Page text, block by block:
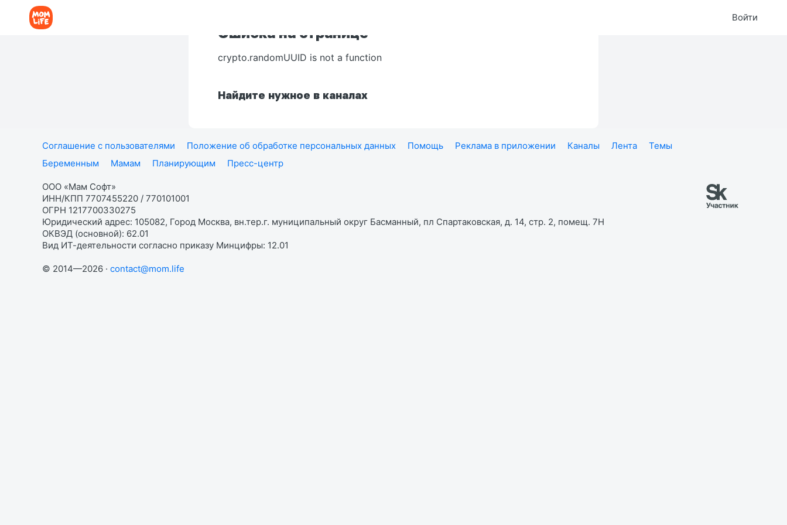
Войти
Ошибка на странице
crypto.randomUUID is not a function
Найдите нужное в каналах
Соглашение с пользователями Положение об обработке персональных данных Помощь Реклама в приложении Каналы Лента
Темы
Беременным
Мамам Планирующим Пресс-центр
ООО «Мам Софт»
ИНН/КПП 7707455220 / 770101001
ОГРН 1217700330275
Юридический адрес: 105082, Город Москва, вн.тер.г. муниципальный округ Басманный, пл Спартаковская, д. 14, стр. 2, помещ. 7Н
ОКВЭД (основной): 62.01
Вид ИТ-деятельности согласно приказу Минцифры: 12.01
© 2014—2026 · contact@mom.life